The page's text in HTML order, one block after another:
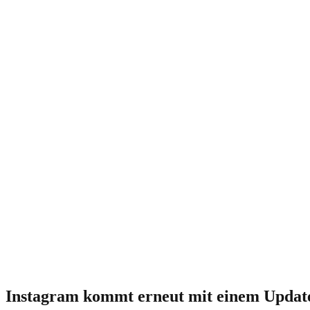
Instagram kommt erneut mit einem